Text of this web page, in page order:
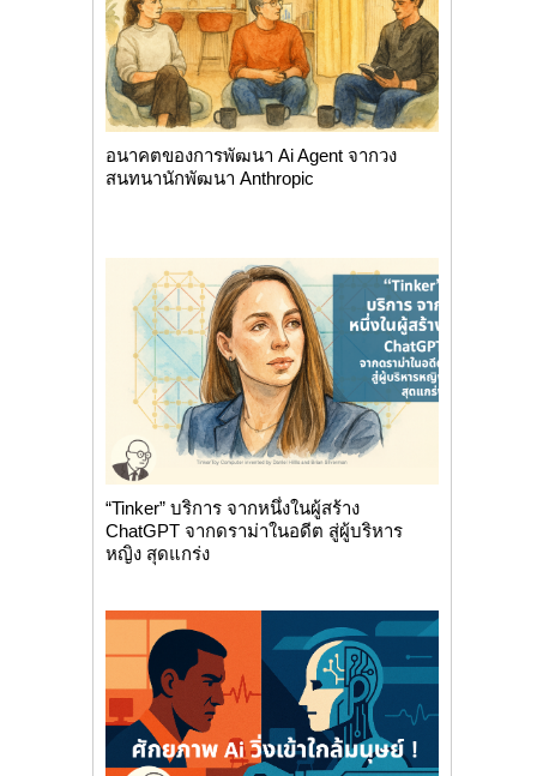
อนาคตของการพัฒนา Ai Agent จากวง
สนทนานักพัฒนา Anthropic
“Tinker” บริการ จากหนึ่งในผู้สร้าง
ChatGPT จากดราม่าในอดีต สู่ผู้บริหาร
หญิง สุดแกร่ง